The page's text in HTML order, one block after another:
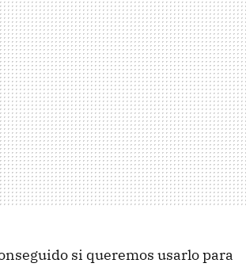
si queremos usarlo para